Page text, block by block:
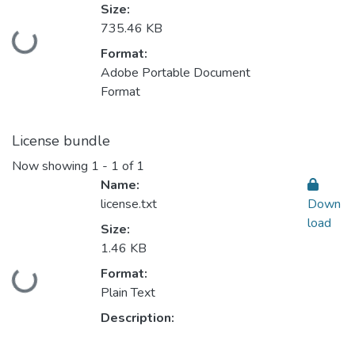
Loading...
Size:
735.46 KB
Format:
Adobe Portable Document
Format
License bundle
Now showing 1 - 1 of 1
Loading...
Name:
license.txt
Size:
1.46 KB
Format:
Plain Text
Description:
Down
load